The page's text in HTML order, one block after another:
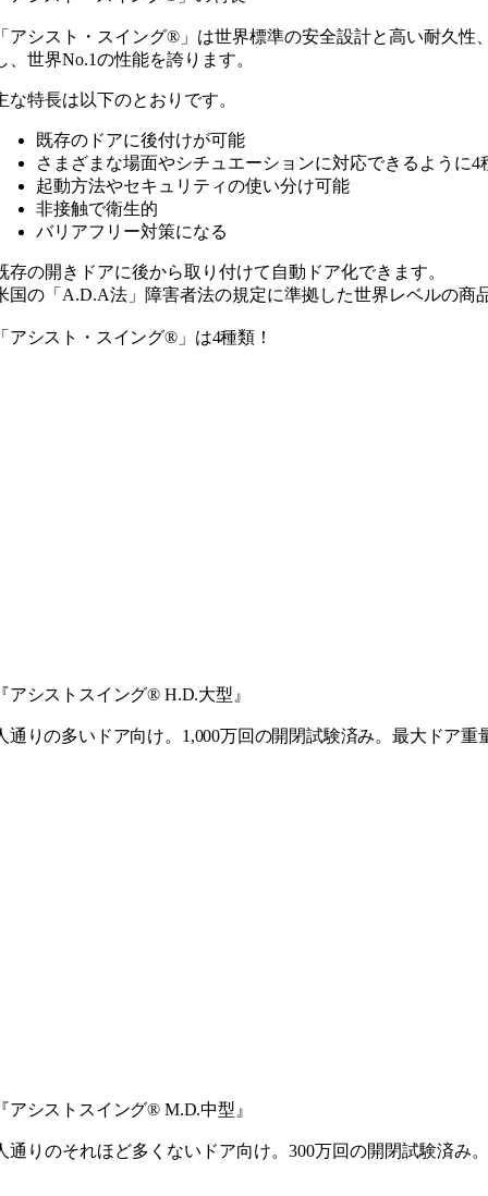
アシスト・スイング®」は世界標準の安全設計と高い耐久性
、世界No.1の性能を誇ります。
な特長は以下のとおりです。
既存のドアに後付けが可能
さまざまな場面やシチュエーションに対応できるように4
起動方法やセキュリティの使い分け可能
非接触で衛生的
バリアフリー対策になる
存の開きドアに後から取り付けて自動ドア化できます。
国の「A.D.A法」障害者法の規定に準拠した世界レベルの商
アシスト・スイング®」は4種類！
アシストスイング® H.D.大型』
通りの多いドア向け。1,000万回の開閉試験済み。最大ドア重
アシストスイング® M.D.中型』
通りのそれほど多くないドア向け。300万回の開閉試験済み